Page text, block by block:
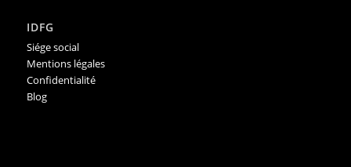
IDFG
Siége social
Mentions légales
Confidentialité
Blog